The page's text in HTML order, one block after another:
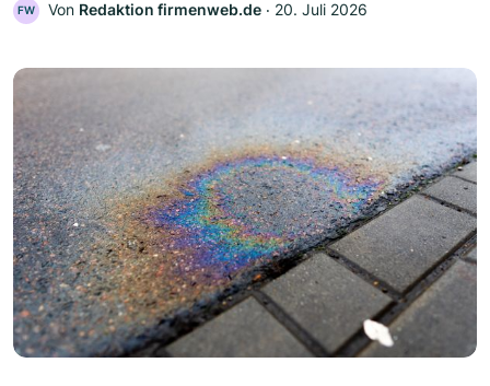
FW Von Redaktion firmenweb.de ‧ 20. Juli 2026